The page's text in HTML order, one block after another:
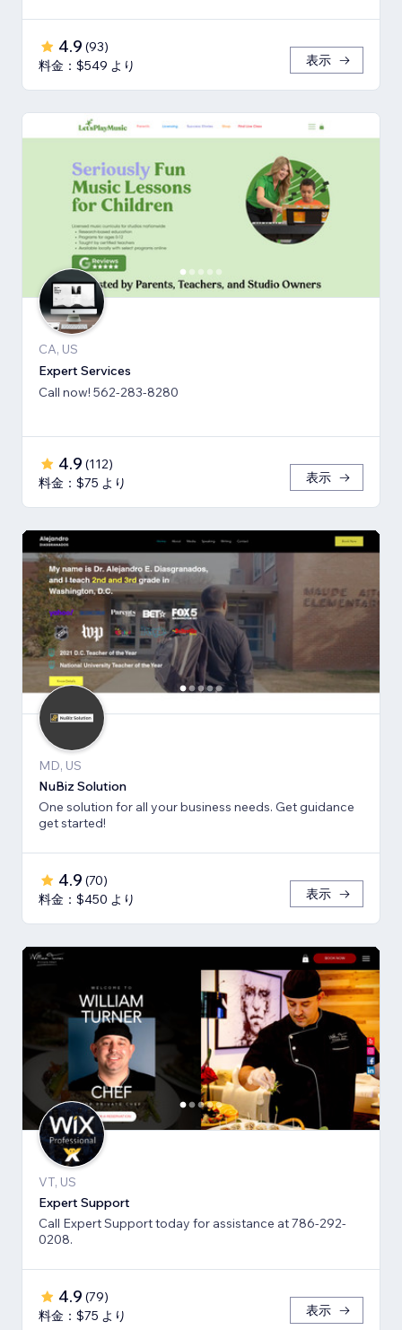
4.9 (93)
料金：$549 より
表示
CA, US
Expert Services
Call now! 562-283-8280
4.9 (112)
料金：$75 より
表示
MD, US
NuBiz Solution
One solution for all your business needs. Get guidance
get started!
4.9 (70)
料金：$450 より
表示
VT, US
Expert Support
Call Expert Support today for assistance at 786-292-
0208.
4.9 (79)
料金：$75 より
表示